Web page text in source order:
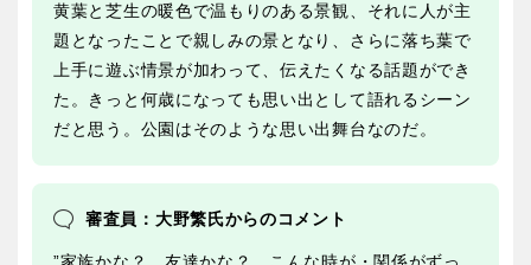
黄葉と芝生の暖色で温もりのある景観、それに人が主
題となったことで親しみの景となり、さらに落ち葉で
上手に遊ぶ情景が加わって、伝えたくなる話題ができ
た。きっと何歳になっても思い出として語れるシーン
だと思う。公園はそのような思い出舞台なのだ。
審査員：大野繁氏からのコメント